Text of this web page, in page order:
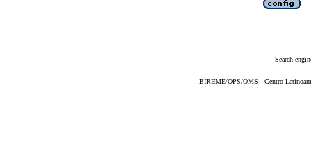
Search
BIREME/OPS/OMS - Centro